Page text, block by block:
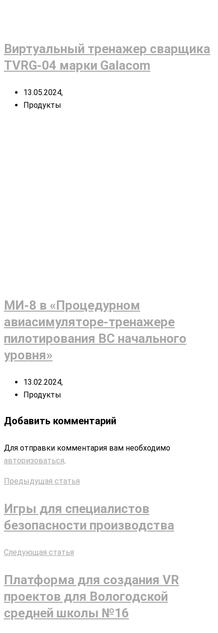
Виртуальный тренажер сварщика
TVRG-04 марки Galacom
13.05.2024,
Продукты
МИ-8 в «Процедурном
авиасимуляторе-тренажере
пилотирования ВС начального
уровня»
13.02.2024,
Продукты
Добавить комментарий
Для отправки комментария вам необходимо
авторизоваться.
Предыдущая статья
Игры для специалистов
безопасности производства
Следующая статья
Платформа для создания VR
проектов для Вологодской
средней школы №16